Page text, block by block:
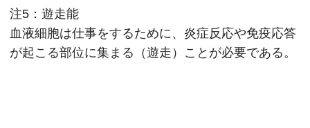
注5：遊走能
血液細胞は仕事をするために、炎症反応や免疫応答
が起こる部位に集まる（遊走）ことが必要である。